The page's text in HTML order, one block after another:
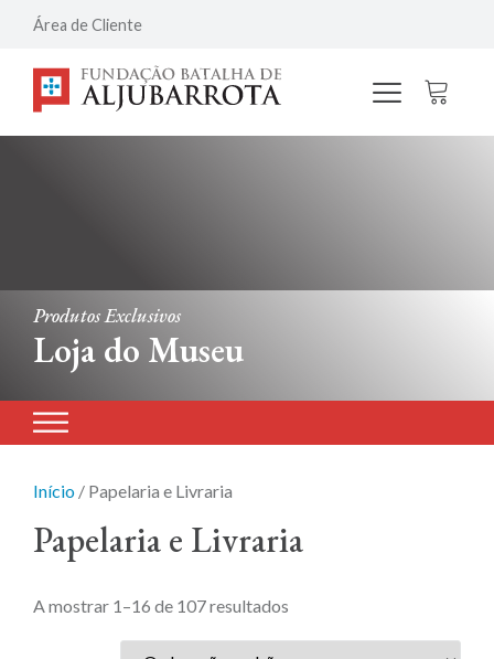
Área de Cliente
Produtos Exclusivos
Loja do Museu
Início / Papelaria e Livraria
Papelaria e Livraria
A mostrar 1–16 de 107 resultados